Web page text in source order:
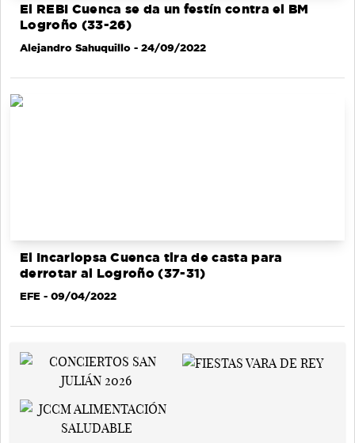
El REBI Cuenca se da un festín contra el BM
Logroño (33-26)
Alejandro Sahuquillo - 24/09/2022
El Incarlopsa Cuenca tira de casta para
derrotar al Logroño (37-31)
EFE - 09/04/2022